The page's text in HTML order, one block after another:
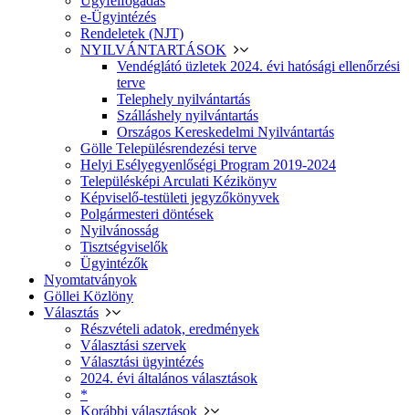
e-Ügyintézés
Rendeletek (NJT)
NYILVÁNTARTÁSOK
Vendéglátó üzletek 2024. évi hatósági ellenőrzési
terve
Telephely nyilvántartás
Szálláshely nyilvántartás
Országos Kereskedelmi Nyilvántartás
Gölle Településrendezési terve
Helyi Esélyegyenlőségi Program 2019-2024
Településképi Arculati Kézikönyv
Képviselő-testületi jegyzőkönyvek
Polgármesteri döntések
Nyilvánosság
Tisztségviselők
Ügyintézők
Nyomtatványok
Göllei Közlöny
Választás
Részvételi adatok, eredmények
Választási szervek
Választási ügyintézés
2024. évi általános választások
*
Korábbi választások